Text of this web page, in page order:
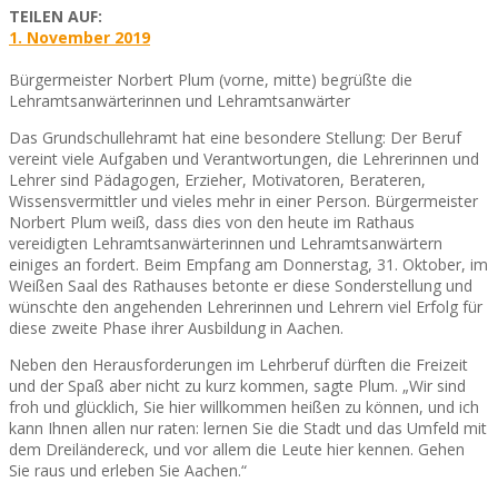
TEILEN AUF:
1. November 2019
Bürgermeister Norbert Plum (vorne, mitte) begrüßte die
Lehramtsanwärterinnen und Lehramtsanwärter
Das Grundschullehramt hat eine besondere Stellung: Der Beruf
vereint viele Aufgaben und Verantwortungen, die Lehrerinnen und
Lehrer sind Pädagogen, Erzieher, Motivatoren, Berateren,
Wissensvermittler und vieles mehr in einer Person. Bürgermeister
Norbert Plum weiß, dass dies von den heute im Rathaus
vereidigten Lehramtsanwärterinnen und Lehramtsanwärtern
einiges an fordert. Beim Empfang am Donnerstag, 31. Oktober, im
Weißen Saal des Rathauses betonte er diese Sonderstellung und
wünschte den angehenden Lehrerinnen und Lehrern viel Erfolg für
diese zweite Phase ihrer Ausbildung in Aachen.
Neben den Herausforderungen im Lehrberuf dürften die Freizeit
und der Spaß aber nicht zu kurz kommen, sagte Plum. „Wir sind
froh und glücklich, Sie hier willkommen heißen zu können, und ich
kann Ihnen allen nur raten: lernen Sie die Stadt und das Umfeld mit
dem Dreiländereck, und vor allem die Leute hier kennen. Gehen
Sie raus und erleben Sie Aachen.“